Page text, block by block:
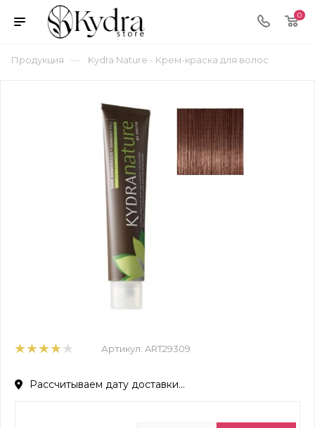
0
Продукция — Kydra Nature - Крем-краска для волос
Артикул: ART29309
Рассчитываем дату доставки...